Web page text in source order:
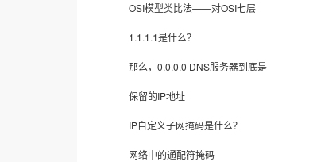
OSI模型类比法——对OSI七层
1.1.1.1是什么？
那么，0.0.0.0 DNS服务器到底是
保留的IP地址
IP自定义子网掩码是什么？
网络中的通配符掩码